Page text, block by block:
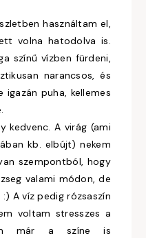
használtam el,
volna hatodolva is.
színű vízben fürdeni,
narancsos, és
puha, kellemes
kedvenc. A virág (ami
kb. elbújt) nekem
szempontból, hogy
valami módon, de
A víz pedig rózsaszín
voltam stresszes a
már a színe is